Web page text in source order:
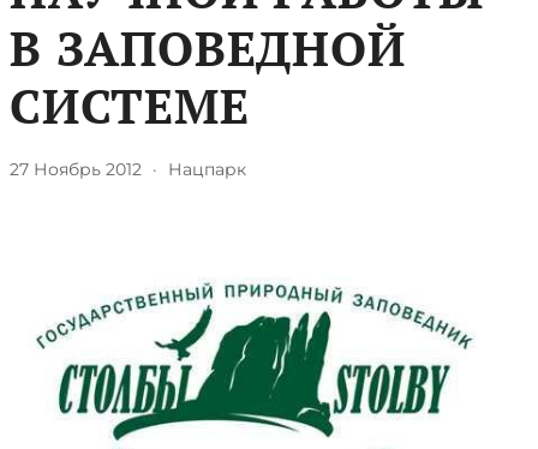
В ЗАПОВЕДНОЙ
СИСТЕМЕ
27 Ноябрь 2012 · Нацпарк